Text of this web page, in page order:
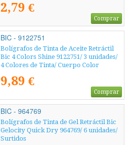
2,79 €
Comprar
BIC - 9122751
Bolígrafos de Tinta de Aceite Retráctil
Bic 4 Colors Shine 9122751/ 3 unidades/
4 Colores de Tinta/ Cuerpo Color
9,89 €
Comprar
BIC - 964769
Bolígrafos de Tinta de Gel Retráctil Bic
Gelocity Quick Dry 964769/ 6 unidades/
Surtidos